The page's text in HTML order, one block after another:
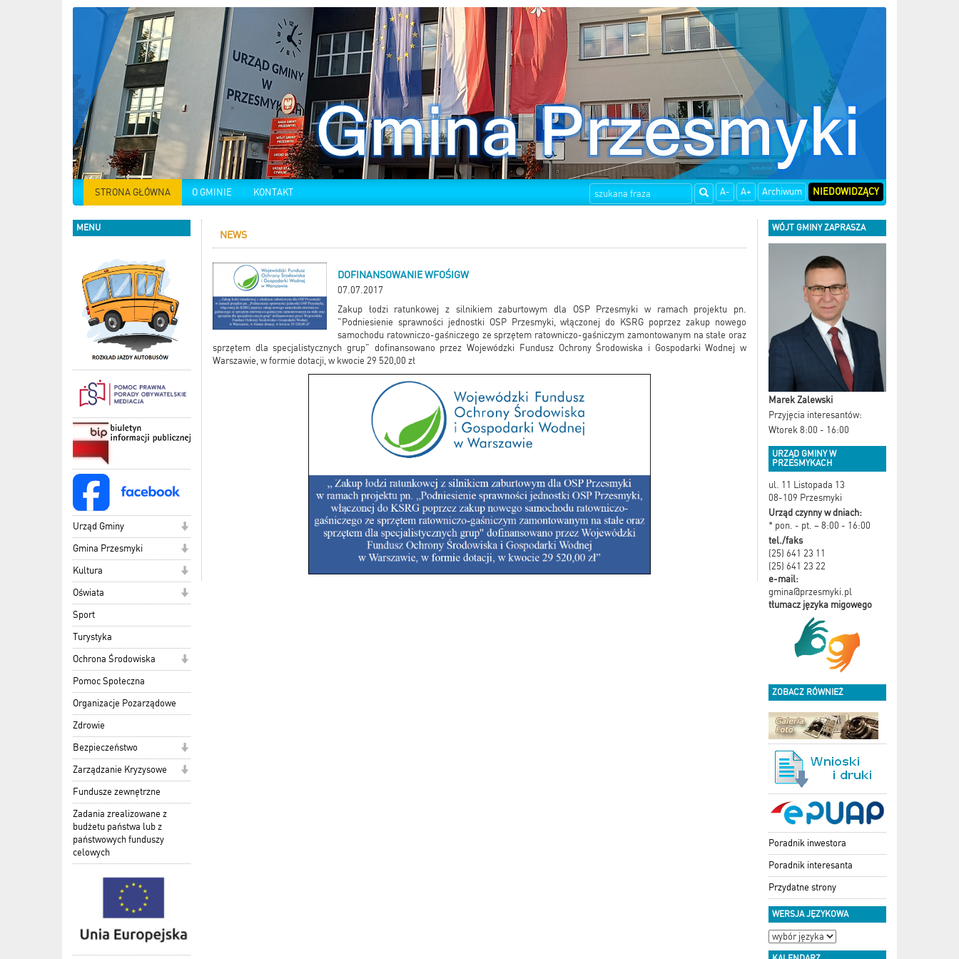
STRONA GŁÓWNA O GMINIE KONTAKT A- A+ Archiwum NIEDOWIDZĄCY
MENU
Urząd Gminy
Gmina Przesmyki
Kultura
Oświata
Sport
Turystyka
Ochrona Środowiska
Pomoc Społeczna
Organizacje Pozarządowe
Zdrowie
Bezpieczeństwo
Zarządzanie Kryzysowe
Fundusze zewnętrzne
Zadania zrealizowane z
budżetu państwa lub z
państwowych funduszy
celowych
NEWS
DOFINANSOWANIE WFOŚIGW
07.07.2017
Zakup łodzi ratunkowej z silnikiem zaburtowym dla OSP Przesmyki w ramach projektu pn.
"Podniesienie sprawności jednostki OSP Przesmyki, włączonej do KSRG poprzez zakup nowego
samochodu ratowniczo-gaśniczego ze sprzętem ratowniczo-gaśniczym zamontowanym na stałe oraz
sprzętem dla specjalistycznych grup" dofinansowano przez Wojewódzki Fundusz Ochrony Środowiska i Gospodarki Wodnej w
Warszawie, w formie dotacji, w kwocie 29 520,00 zł
WÓJT GMINY ZAPRASZA
Marek Zalewski
Przyjęcia interesantów:
Wtorek 8:00 - 16:00
URZĄD GMINY W
PRZESMYKACH
ul. 11 Listopada 13
08-109 Przesmyki
Urząd czynny w dniach:
* pon. - pt. – 8:00 - 16:00
tel./faks
(25) 641 23 11
(25) 641 23 22
e-mail:
gmina@przesmyki.pl
tłumacz języka migowego
ZOBACZ RÓWNIEŻ
Poradnik inwestora
Poradnik interesanta
Przydatne strony
WERSJA JĘZYKOWA